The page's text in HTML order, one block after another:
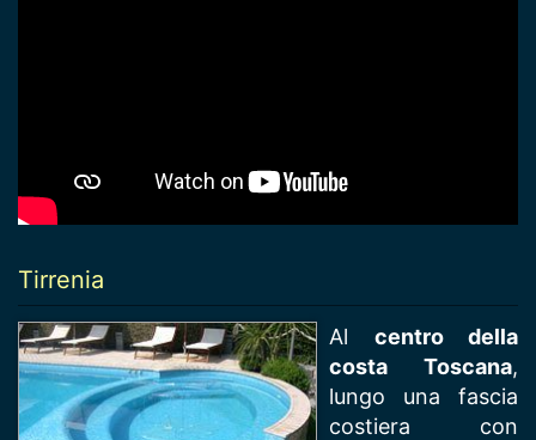
Tirrenia
Al centro della
costa Toscana,
lungo una fascia
costiera con